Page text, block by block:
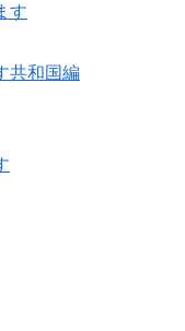
す
共和国編